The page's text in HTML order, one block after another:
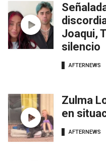
Joaqui,
silencio
AFTERNEWS
Zulma
en
AFTERNEWS